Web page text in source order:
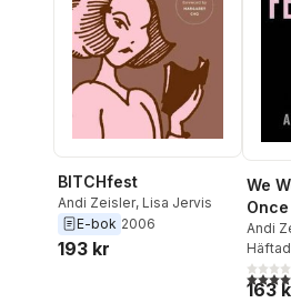
BITCHfest
Andi Zeisler, Lisa Jervis
E-bok 2006
193 kr
We
Once
Andi
Häftad
5,0
163